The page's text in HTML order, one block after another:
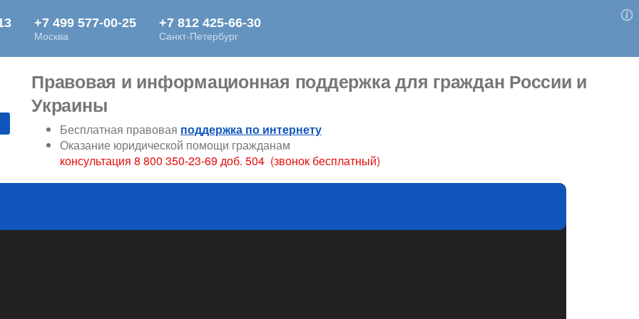
Правовая и информационная поддержка для граждан России и
Украины
Бесплатная правовая поддержка по интернету
Оказание юридической помощи гражданам
консультация 8 800 350-23-69 доб. 504 (звонок бесплатный)